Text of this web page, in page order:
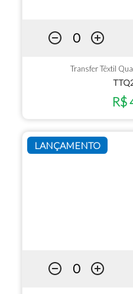
Transfer Têxtil
R$
LANÇAMENTO